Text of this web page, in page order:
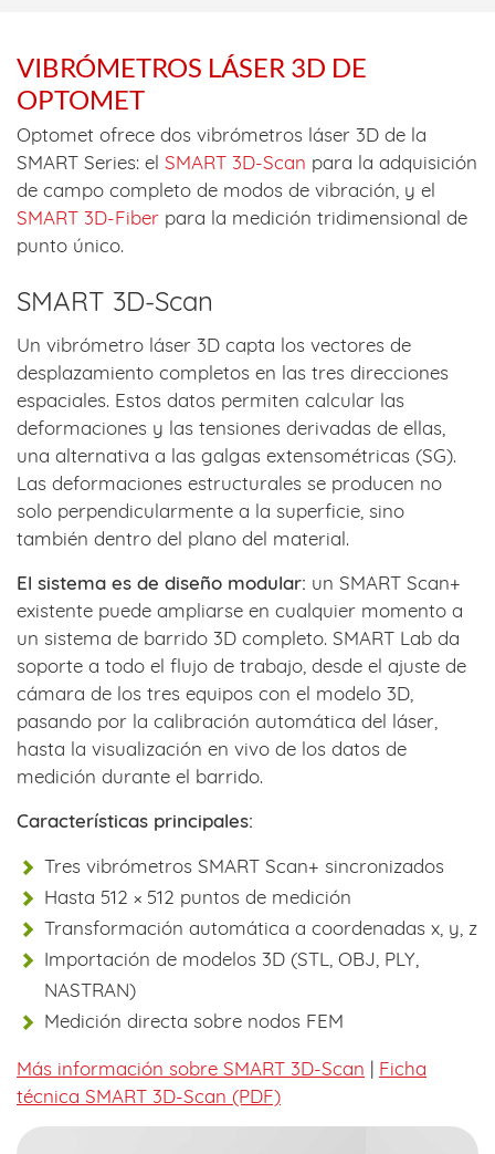
VIBRÓMETROS LÁSER 3D DE
OPTOMET
Optomet ofrece dos vibrómetros láser 3D de la
SMART Series: el SMART 3D-Scan para la adquisición
de campo completo de modos de vibración, y el
SMART 3D-Fiber para la medición tridimensional de
punto único.
SMART 3D-Scan
Un vibrómetro láser 3D capta los vectores de
desplazamiento completos en las tres direcciones
espaciales. Estos datos permiten calcular las
deformaciones y las tensiones derivadas de ellas,
una alternativa a las galgas extensométricas (SG).
Las deformaciones estructurales se producen no
solo perpendicularmente a la superficie, sino
también dentro del plano del material.
El sistema es de diseño modular: un SMART Scan+
existente puede ampliarse en cualquier momento a
un sistema de barrido 3D completo. SMART Lab da
soporte a todo el flujo de trabajo, desde el ajuste de
cámara de los tres equipos con el modelo 3D,
pasando por la calibración automática del láser,
hasta la visualización en vivo de los datos de
medición durante el barrido.
Características principales:
Tres vibrómetros SMART Scan+ sincronizados
Hasta 512 × 512 puntos de medición
Transformación automática a coordenadas x, y, z
Importación de modelos 3D (STL, OBJ, PLY,
NASTRAN)
Medición directa sobre nodos FEM
Más información sobre SMART 3D-Scan | Ficha
técnica SMART 3D-Scan (PDF)